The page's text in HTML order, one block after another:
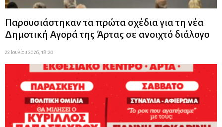
Παρουσιάστηκαν τα πρώτα σχέδια για τη νέα
Δημοτική Αγορά της Άρτας σε ανοιχτό διάλογο
22 Ιουλίου 2026, 18:20